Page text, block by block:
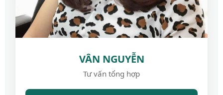
VÂN NGUYỄN
Tư vấn tổng hợp